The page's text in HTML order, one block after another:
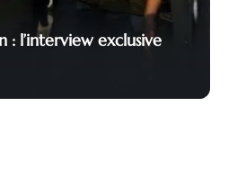
: l’interview exclusive